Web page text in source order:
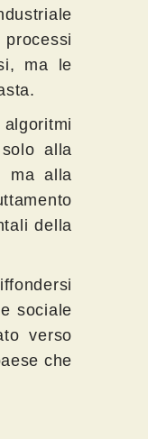
ma le
alla
ma alla
della
sociale
verso
che